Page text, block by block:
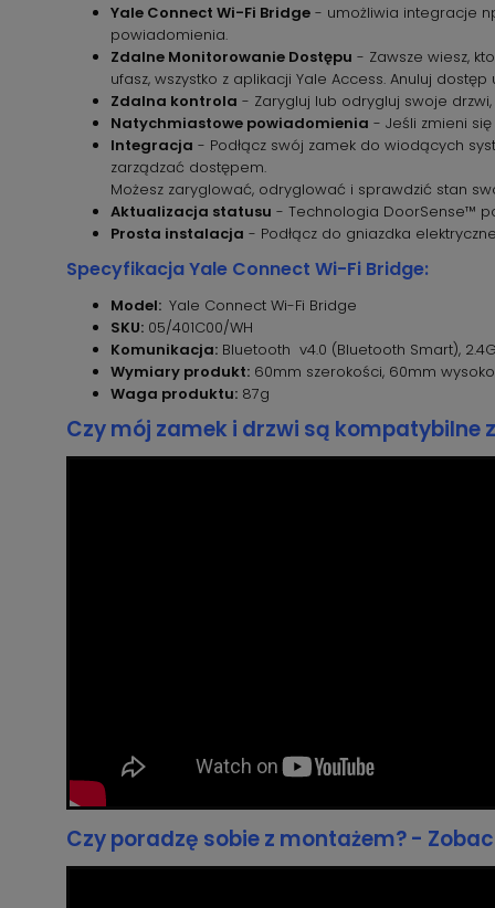
Yale Connect Wi-Fi Bridge - umożliwia integracje
powiadomienia.
Zdalne Monitorowanie Dostępu - Zawsze wiesz,
ufasz, wszystko z aplikacji Yale Access. Anuluj
Zdalna kontrola - Zarygluj lub odrygluj swoje
Natychmiastowe powiadomienia - Jeśli zmieni
Integracja - Podłącz swój zamek do wiodących
zarządzać dostępem.
Możesz zaryglować, odryglować i sprawdzić stan
Aktualizacja statusu - Technologia DoorSense™
Prosta instalacja - Podłącz do gniazdka
Specyfikacja Yale Connect Wi-Fi Bridge:
Model: Yale Connect Wi-Fi Bridge
SKU: 05/401C00/WH
Komunikacja: Bluetooth v4.0 (Bluetooth Smart),
Wymiary produkt: 60mm szerokości, 60mm
Waga produktu: 87g
Czy mój zamek i drzwi są kompatybilne
Czy poradzę sobie z montażem? -